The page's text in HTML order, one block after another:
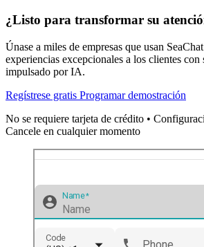
¿Listo para transformar su
Únase a miles de empresas que usan
experiencias excepcionales a los clientes con
impulsado por IA.
Regístrese gratis Programar demostración
No se requiere tarjeta de crédito •
Cancele en cualquier momento